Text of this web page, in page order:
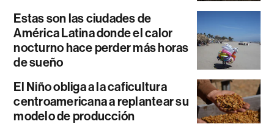
Estas son las ciudades de
América Latina donde el calor
nocturno hace perder más horas
de sueño
El Niño obliga a la caficultura
centroamericana a replantear su
modelo de producción